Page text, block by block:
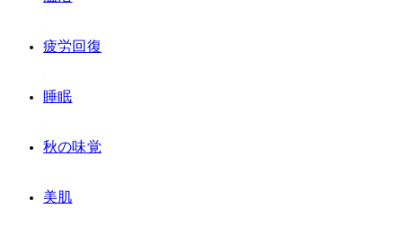
#疲労回復
#睡眠
#秋の味覚
#美肌